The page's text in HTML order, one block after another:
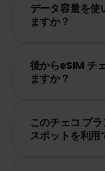
データ容量を使
ますか？
接続は停止しま
ードから簡単に
後からeSIM チ
ますか？
く、いつでもデ
ウントにログイ
このチェコ プ
スポットを利用